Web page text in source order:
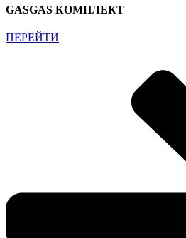
GASGAS КОМПЛЕКТ
ПЕРЕЙТИ